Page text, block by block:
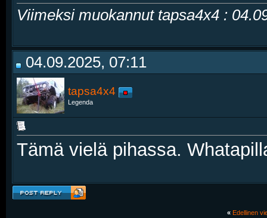
Viimeksi muokannut tapsa4x4 :
04.09.2025, 07:11
tapsa4x4
Legenda
Tämä vielä pihassa.
« Edellinen